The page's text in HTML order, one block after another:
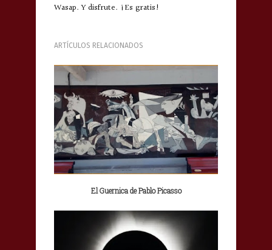
Wasap. Y disfrute. ¡Es gratis!
ARTÍCULOS RELACIONADOS
El Guernica de Pablo Picasso